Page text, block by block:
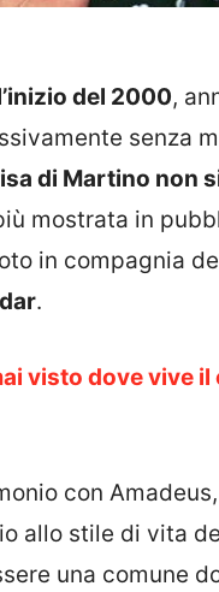
del 2000,
senza
di Martino non
mostrata in
in compagnia
.
visto dove vive
con
allo stile di vita
una comune